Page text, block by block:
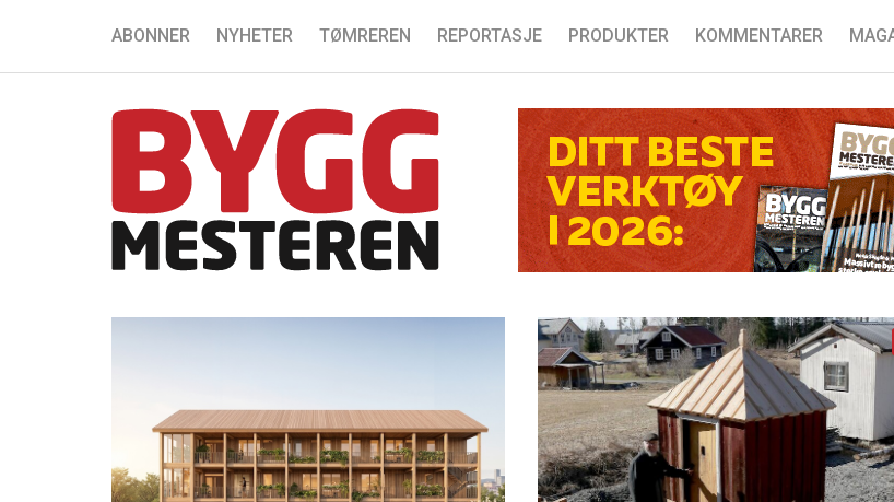
ABONNER NYHETER TØMREREN REPORTASJE PRODUKTER KOMMENTARER